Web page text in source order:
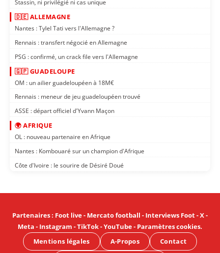
Stassin, ni privilégié ni cas unique
🇩🇪 ALLEMAGNE
Nantes : Tylel Tati vers l'Allemagne ?
Rennais : transfert négocié en Allemagne
PSG : confirmé, un crack file vers l'Allemagne
🇬🇵 GUADELOUPE
OM : un ailier guadeloupéen à 18M€
Rennais : meneur de jeu guadeloupéen trouvé
ASSE : départ officiel d'Yvann Maçon
🌍 AFRIQUE
OL : nouveau partenaire en Afrique
Nantes : Kombouaré sur un champion d'Afrique
Côte d'Ivoire : le sourire de Désiré Doué
Partenaires: Foot live- Mercato football - Interviews Foot-X-
Meta - Instagram -TikTok-YouTube- Paramètres cookies.
Mentions légales
A-Propos Contact